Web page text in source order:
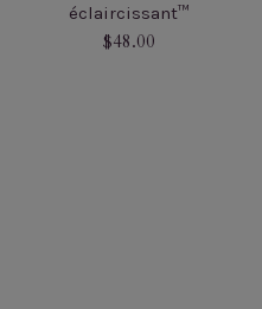
éclaircissant™
Prix
$48.00